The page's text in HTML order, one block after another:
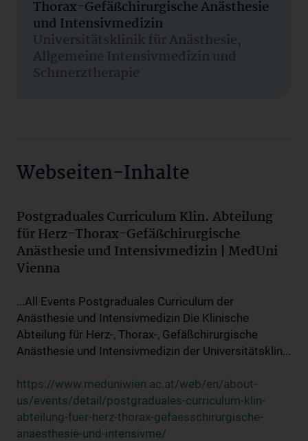
Thorax-Gefäßchirurgische Anästhesie
und Intensivmedizin
Universitätsklinik für Anästhesie,
Allgemeine Intensivmedizin und
Schmerztherapie
Webseiten-Inhalte
Postgraduales Curriculum Klin. Abteilung
für Herz-Thorax-Gefäßchirurgische
Anästhesie und Intensivmedizin | MedUni
Vienna
...All Events Postgraduales Curriculum der
Anästhesie und Intensivmedizin Die Klinische
Abteilung für Herz-, Thorax-, Gefäßchirurgische
Anästhesie und Intensivmedizin der Universitätsklin...
https://www.meduniwien.ac.at/web/en/about-
us/events/detail/postgraduales-curriculum-klin-
abteilung-fuer-herz-thorax-gefaesschirurgische-
anaesthesie-und-intensivme/